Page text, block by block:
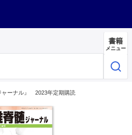
書籍
メニュー
ャーナル』 2023年定期購読